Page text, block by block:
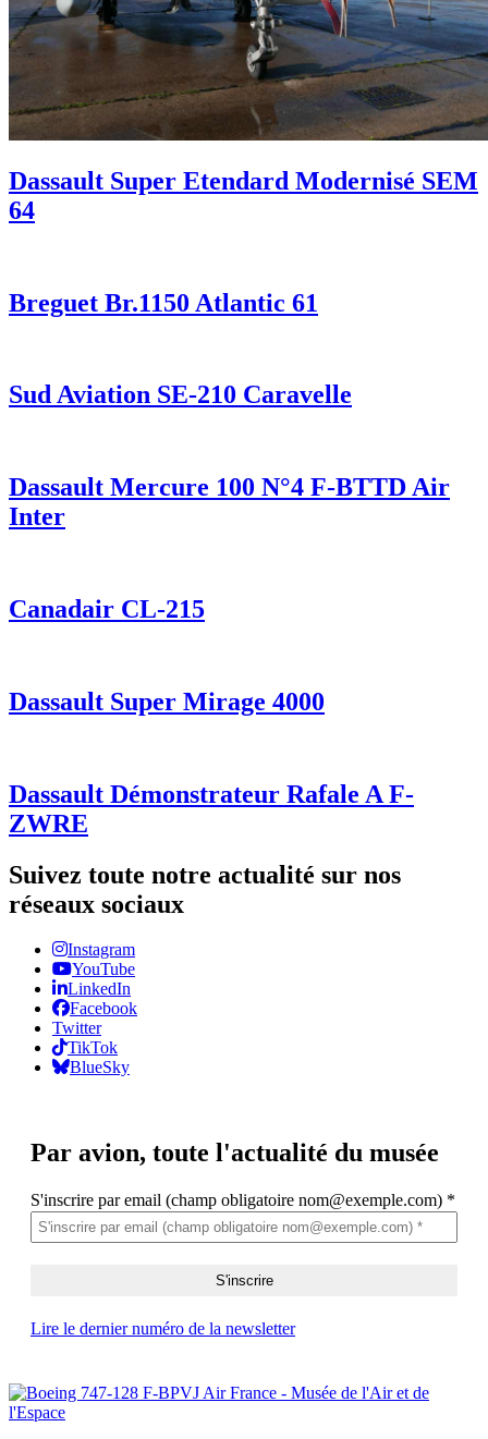
Dassault Super Etendard Modernisé SEM
64
Breguet Br.1150 Atlantic 61
Sud Aviation SE-210 Caravelle
Dassault Mercure 100 N°4 F-BTTD Air
Inter
Canadair CL-215
Dassault Super Mirage 4000
Dassault Démonstrateur Rafale A F-
ZWRE
Suivez toute notre actualité sur nos
réseaux sociaux
Instagram
YouTube
LinkedIn
Facebook
Twitter
TikTok
BlueSky
Par avion, toute l'actualité du musée
S'inscrire par email (champ obligatoire nom@exemple.com) *
Lire le dernier numéro de la newsletter